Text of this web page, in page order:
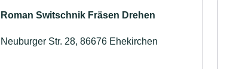
Roman Switschnik Fräsen Drehen
Neuburger Str. 28, 86676 Ehekirchen